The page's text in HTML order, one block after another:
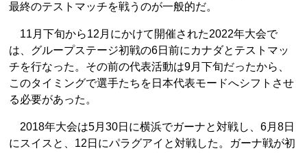
最終のテストマッチを戦うのが一般的だ。
11月下旬から12月にかけて開催された2022年大会で
は、グループステージ初戦の6日前にカナダとテストマッ
チを行なった。その前の代表活動は9月下旬だったから、
このタイミングで選手たちを日本代表モードへシフトさせ
る必要があった。
2018年大会は5月30日に横浜でガーナと対戦し、6月8日
にスイスと、12日にパラグアイと対戦した。ガーナ戦が初